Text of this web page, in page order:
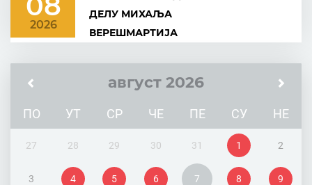
2026
ДЕЛУ МИХАЉА
ВЕРЕШМАРТИЈА
август 2026
ПО УТ СР ЧЕ ПЕ СУ НЕ
27 28 29 30 31 1 2
3 4 5 6 7 8 9